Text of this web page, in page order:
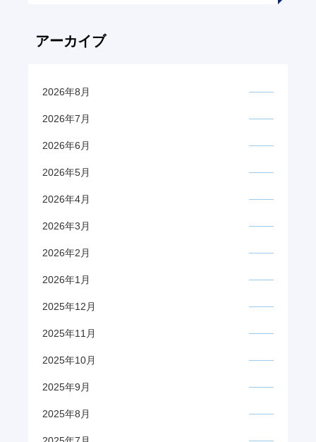
アーカイブ
2026年8月
2026年7月
2026年6月
2026年5月
2026年4月
2026年3月
2026年2月
2026年1月
2025年12月
2025年11月
2025年10月
2025年9月
2025年8月